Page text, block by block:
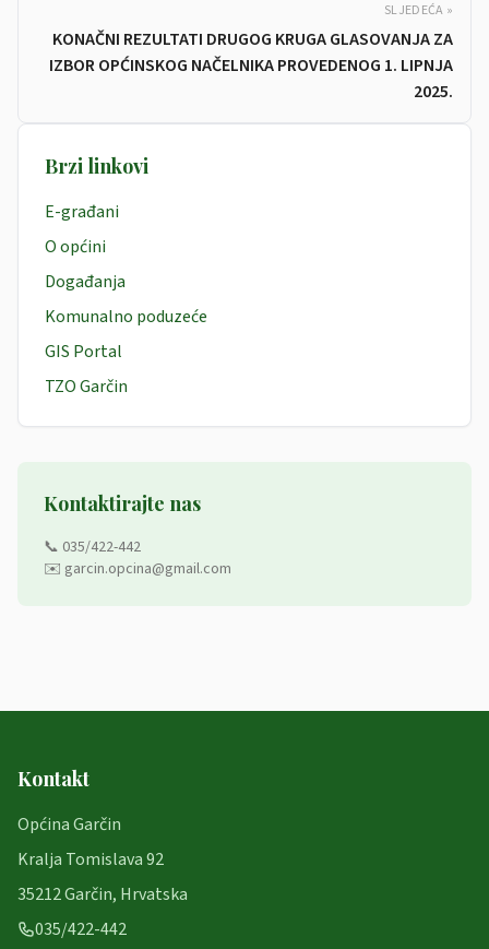
SLJEDEĆA »
KONAČNI REZULTATI DRUGOG KRUGA GLASOVANJA ZA
IZBOR OPĆINSKOG NAČELNIKA PROVEDENOG 1. LIPNJA
2025.
Brzi linkovi
E-građani
O općini
Događanja
Komunalno poduzeće
GIS Portal
TZO Garčin
Kontaktirajte nas
📞 035/422-442
✉️ garcin.opcina@gmail.com
Kontakt
Općina Garčin
Kralja Tomislava 92
35212 Garčin, Hrvatska
035/422-442